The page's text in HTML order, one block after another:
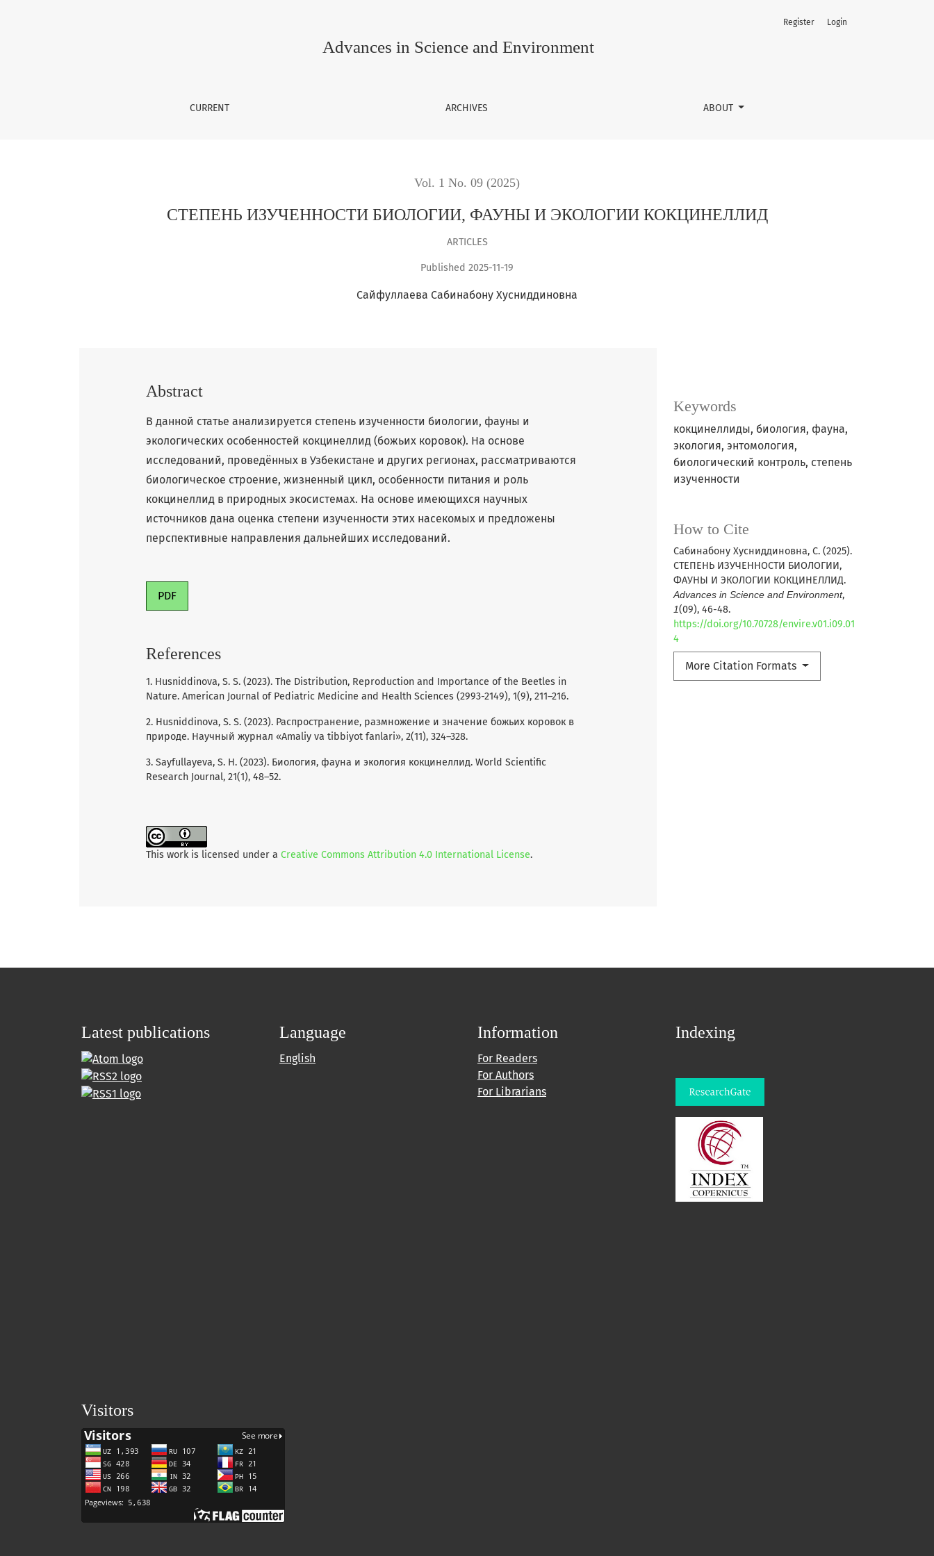
Advances in Science and Environment
CURRENT ARCHIVES ABOUT
Register Login
Vol. 1 No. 09 (2025)
СТЕПЕНЬ ИЗУЧЕННОСТИ БИОЛОГИИ, ФАУНЫ И ЭКОЛОГИИ КОКЦИНЕЛЛИД
ARTICLES
Published 2025-11-19
Сайфуллаева Сабинабону Хусниддиновна
Keywords
кокцинеллиды, биология, фауна,
экология, энтомология,
биологический контроль, степень
изученности
How to Cite
Сабинабону Хусниддиновна, С. (2025).
СТЕПЕНЬ ИЗУЧЕННОСТИ БИОЛОГИИ,
ФАУНЫ И ЭКОЛОГИИ КОКЦИНЕЛЛИД.
Advances in Science and Environment,
1(09), 46-48.
https://doi.org/10.70728/envire.v01.i09.01
4
More Citation Formats
Abstract
В данной статье анализируется степень изученности биологии, фауны и
экологических особенностей кокцинеллид (божьих коровок). На основе
исследований, проведённых в Узбекистане и других регионах, рассматриваются
биологическое строение, жизненный цикл, особенности питания и роль
кокцинеллид в природных экосистемах. На основе имеющихся научных
источников дана оценка степени изученности этих насекомых и предложены
перспективные направления дальнейших исследований.
PDF
References
1. Husniddinova, S. S. (2023). The Distribution, Reproduction and Importance of the Beetles in
Nature. American Journal of Pediatric Medicine and Health Sciences (2993-2149), 1(9), 211–216.
2. Husniddinova, S. S. (2023). Распространение, размножение и значение божьих коровок в
природе. Научный журнал «Amaliy va tibbiyot fanlari», 2(11), 324–328.
3. Sayfullayeva, S. H. (2023). Биология, фауна и экология кокцинеллид. World Scientific
Research Journal, 21(1), 48–52.
This work is licensed under a Creative Commons Attribution 4.0 International License.
Latest publications Language
English
Information
For Readers
For Authors
For Librarians
Indexing
Visitors